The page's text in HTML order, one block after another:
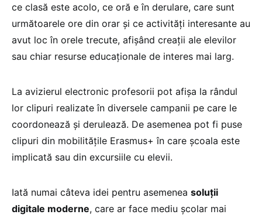
ce clasă este acolo, ce oră e în derulare, care sunt
următoarele ore din orar și ce activități interesante au
avut loc în orele trecute, afișând creații ale elevilor
sau chiar resurse educaționale de interes mai larg.
La avizierul electronic profesorii pot afișa la rândul
lor clipuri realizate în diversele campanii pe care le
coordonează și derulează. De asemenea pot fi puse
clipuri din mobilitățile Erasmus+ în care școala este
implicată sau din excursiile cu elevii.
Iată numai câteva idei pentru asemenea soluții
digitale moderne, care ar face mediu școlar mai